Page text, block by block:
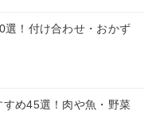
選！付け合わせ・おかず
め45選！肉や魚・野菜